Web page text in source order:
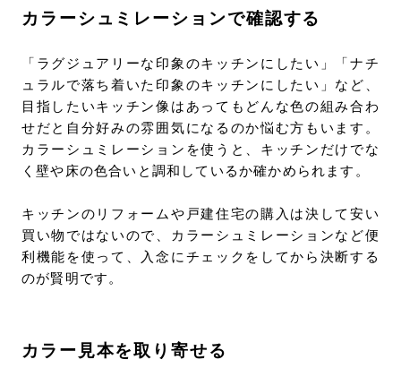
カラーシュミレーションで確認する
「ラグジュアリーな印象のキッチンにしたい」「ナチ
ュラルで落ち着いた印象のキッチンにしたい」など、
目指したいキッチン像はあってもどんな色の組み合わ
せだと自分好みの雰囲気になるのか悩む方もいます。
カラーシュミレーションを使うと、キッチンだけでな
く壁や床の色合いと調和しているか確かめられます。
キッチンのリフォームや戸建住宅の購入は決して安い
買い物ではないので、カラーシュミレーションなど便
利機能を使って、入念にチェックをしてから決断する
のが賢明です。
カラー見本を取り寄せる